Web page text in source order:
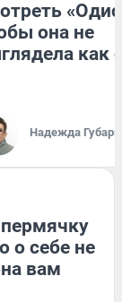
она не
как
Надежда Губарь
о себе не
вам